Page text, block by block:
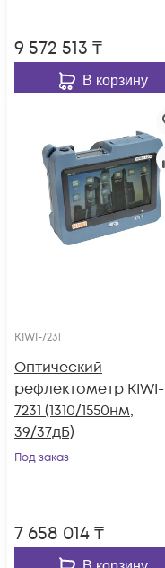
9 572 513 ₸
В корзину
KIWI-7231
Оптический
рефлектометр KIWI-
7231 (1310/1550нм,
39/37дБ)
Под заказ
7 658 014₸